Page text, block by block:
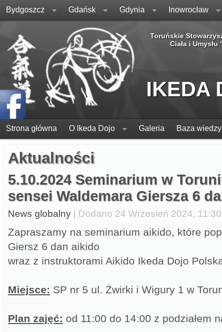
Bydgoszcz Gdańsk Gdynia Inowrocław
Toruńskie
Ciała i Umysłu
IKEDA
Strona główna O Ikeda Dojo Galeria Baza wiedzy
Aktualności
5.10.2024 Seminarium w
sensei Waldemara Giersza 6
News globalny | Dodano 24 Wrzesień 2024,
Zapraszamy na seminarium aikido, które
Giersz 6 dan aikido
wraz z instruktorami Aikido Ikeda Dojo
Miejsce: SP nr 5 ul. Żwirki i Wigury 1 w
Plan zajęć: od 11:00 do 14:00 z podziałem